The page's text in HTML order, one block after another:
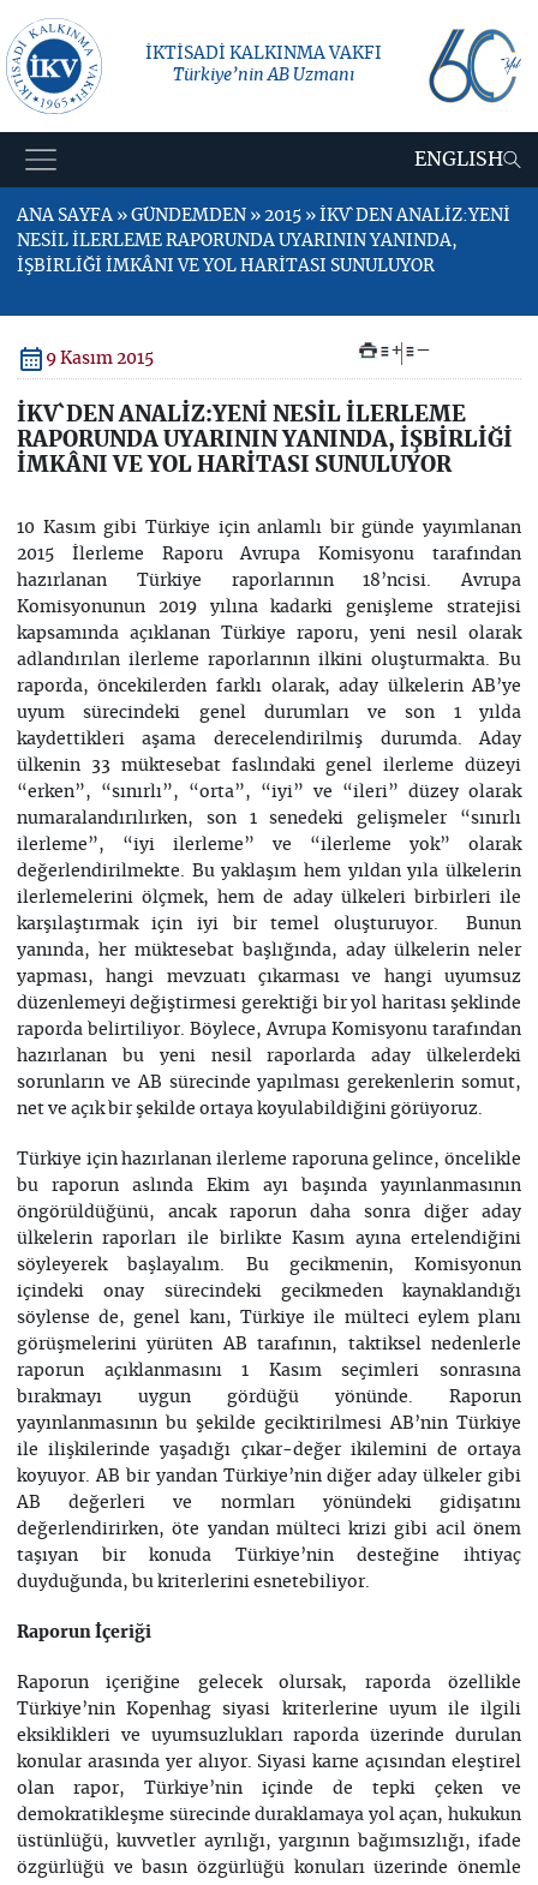
İKTİSADİ KALKINMA VAKFI
Türkiye’nin AB Uzmanı
ENGLISH
ANA SAYFA » GÜNDEMDEN » 2015 » İKV`DEN ANALİZ:YENİ
NESİL İLERLEME RAPORUNDA UYARININ YANINDA,
İŞBİRLİĞİ İMKÂNI VE YOL HARİTASI SUNULUYOR
9 Kasım 2015 + –
İKV`DEN ANALİZ:YENİ NESİL İLERLEME
RAPORUNDA UYARININ YANINDA, İŞBİRLİĞİ
İMKÂNI VE YOL HARİTASI SUNULUYOR
10 Kasım gibi Türkiye için anlamlı bir günde yayımlanan
2015 İlerleme Raporu Avrupa Komisyonu tarafından
hazırlanan Türkiye raporlarının 18’ncisi. Avrupa
Komisyonunun 2019 yılına kadarki genişleme stratejisi
kapsamında açıklanan Türkiye raporu, yeni nesil olarak
adlandırılan ilerleme raporlarının ilkini oluşturmakta. Bu
raporda, öncekilerden farklı olarak, aday ülkelerin AB’ye
uyum sürecindeki genel durumları ve son 1 yılda
kaydettikleri aşama derecelendirilmiş durumda. Aday
ülkenin 33 müktesebat faslındaki genel ilerleme düzeyi
“erken”, “sınırlı”, “orta”, “iyi” ve “ileri” düzey olarak
numaralandırılırken, son 1 senedeki gelişmeler “sınırlı
ilerleme”, “iyi ilerleme” ve “ilerleme yok” olarak
değerlendirilmekte. Bu yaklaşım hem yıldan yıla ülkelerin
ilerlemelerini ölçmek, hem de aday ülkeleri birbirleri ile
karşılaştırmak için iyi bir temel oluşturuyor. Bunun
yanında, her müktesebat başlığında, aday ülkelerin neler
yapması, hangi mevzuatı çıkarması ve hangi uyumsuz
düzenlemeyi değiştirmesi gerektiği bir yol haritası şeklinde
raporda belirtiliyor. Böylece, Avrupa Komisyonu tarafından
hazırlanan bu yeni nesil raporlarda aday ülkelerdeki
sorunların ve AB sürecinde yapılması gerekenlerin somut,
net ve açık bir şekilde ortaya koyulabildiğini görüyoruz.
Türkiye için hazırlanan ilerleme raporuna gelince, öncelikle
bu raporun aslında Ekim ayı başında yayınlanmasının
öngörüldüğünü, ancak raporun daha sonra diğer aday
ülkelerin raporları ile birlikte Kasım ayına ertelendiğini
söyleyerek başlayalım. Bu gecikmenin, Komisyonun
içindeki onay sürecindeki gecikmeden kaynaklandığı
söylense de, genel kanı, Türkiye ile mülteci eylem planı
görüşmelerini yürüten AB tarafının, taktiksel nedenlerle
raporun açıklanmasını 1 Kasım seçimleri sonrasına
bırakmayı uygun gördüğü yönünde. Raporun
yayınlanmasının bu şekilde geciktirilmesi AB’nin Türkiye
ile ilişkilerinde yaşadığı çıkar-değer ikilemini de ortaya
koyuyor. AB bir yandan Türkiye’nin diğer aday ülkeler gibi
AB değerleri ve normları yönündeki gidişatını
değerlendirirken, öte yandan mülteci krizi gibi acil önem
taşıyan bir konuda Türkiye’nin desteğine ihtiyaç
duyduğunda, bu kriterlerini esnetebiliyor.
Raporun İçeriği
Raporun içeriğine gelecek olursak, raporda özellikle
Türkiye’nin Kopenhag siyasi kriterlerine uyum ile ilgili
eksiklikleri ve uyumsuzlukları raporda üzerinde durulan
konular arasında yer alıyor. Siyasi karne açısından eleştirel
olan rapor, Türkiye’nin içinde de tepki çeken ve
demokratikleşme sürecinde duraklamaya yol açan, hukukun
üstünlüğü, kuvvetler ayrılığı, yargının bağımsızlığı, ifade
özgürlüğü ve basın özgürlüğü konuları üzerinde önemle